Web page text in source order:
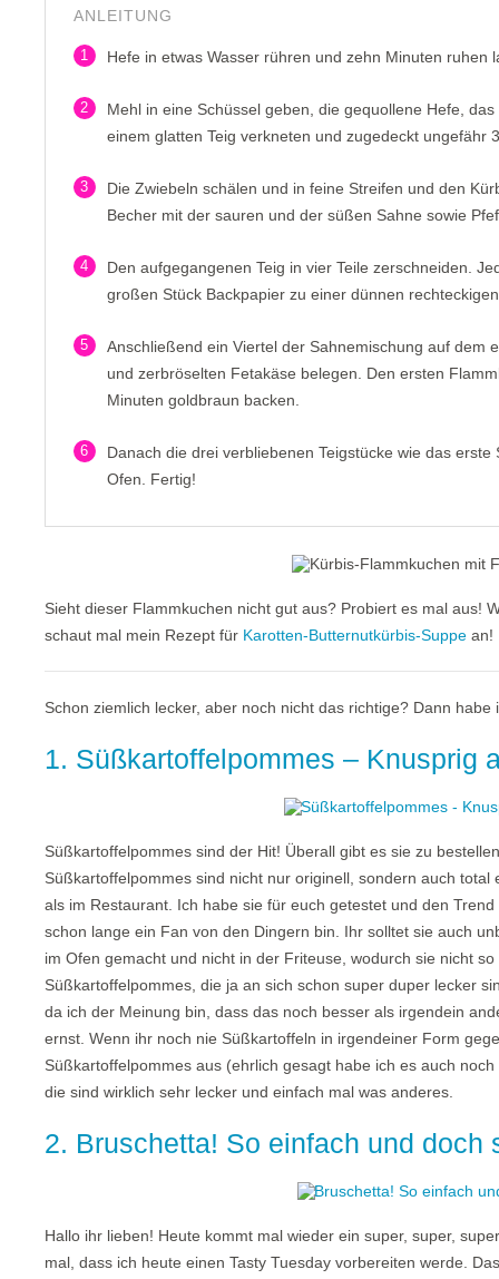
ANLEITUNG
1 Hefe in etwas Wasser rühren und zehn Minuten ruhen
2
Mehl in eine Schüssel geben, die gequollene Hefe,
einem glatten Teig verkneten und zugedeckt ungefähr
3
Die Zwiebeln schälen und in feine Streifen und den
Becher mit der sauren und der süßen Sahne sowie
4
Den aufgegangenen Teig in vier Teile zerschneiden.
großen Stück Backpapier zu einer dünnen
5
Anschließend ein Viertel der Sahnemischung auf dem
und zerbröselten Fetakäse belegen. Den ersten
Minuten goldbraun backen.
6
Danach die drei verbliebenen Teigstücke wie das
Ofen. Fertig!
Sieht dieser Flammkuchen nicht gut aus? Probiert es mal aus!
schaut mal mein Rezept für Karotten-Butternutkürbis-Suppe an!
Schon ziemlich lecker, aber noch nicht das richtige? Dann
1. Süßkartoffelpommes – Knusprig
Süßkartoffelpommes sind der Hit! Überall gibt es sie zu
Süßkartoffelpommes sind nicht nur originell, sondern auch
als im Restaurant. Ich habe sie für euch getestet und den
schon lange ein Fan von den Dingern bin. Ihr solltet sie auch
im Ofen gemacht und nicht in der Friteuse, wodurch sie nicht
Süßkartoffelpommes, die ja an sich schon super duper lecker
da ich der Meinung bin, dass das noch besser als irgendein
ernst. Wenn ihr noch nie Süßkartoffeln in irgendeiner Form
Süßkartoffelpommes aus (ehrlich gesagt habe ich es auch
die sind wirklich sehr lecker und einfach mal was anderes.
2. Bruschetta! So einfach und doch
Hallo ihr lieben! Heute kommt mal wieder ein super, super,
mal, dass ich heute einen Tasty Tuesday vorbereiten werde.